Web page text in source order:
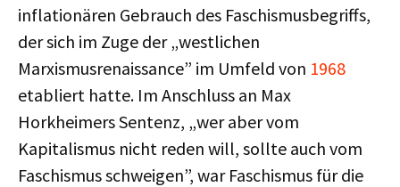
inflationären Gebrauch des Faschismusbegriffs,
der sich im Zuge der „westlichen
Marxismusrenaissance” im Umfeld von 1968
etabliert hatte. Im Anschluss an Max
Horkheimers Sentenz, „wer aber vom
Kapitalismus nicht reden will, sollte auch vom
Faschismus schweigen”, war Faschismus für die